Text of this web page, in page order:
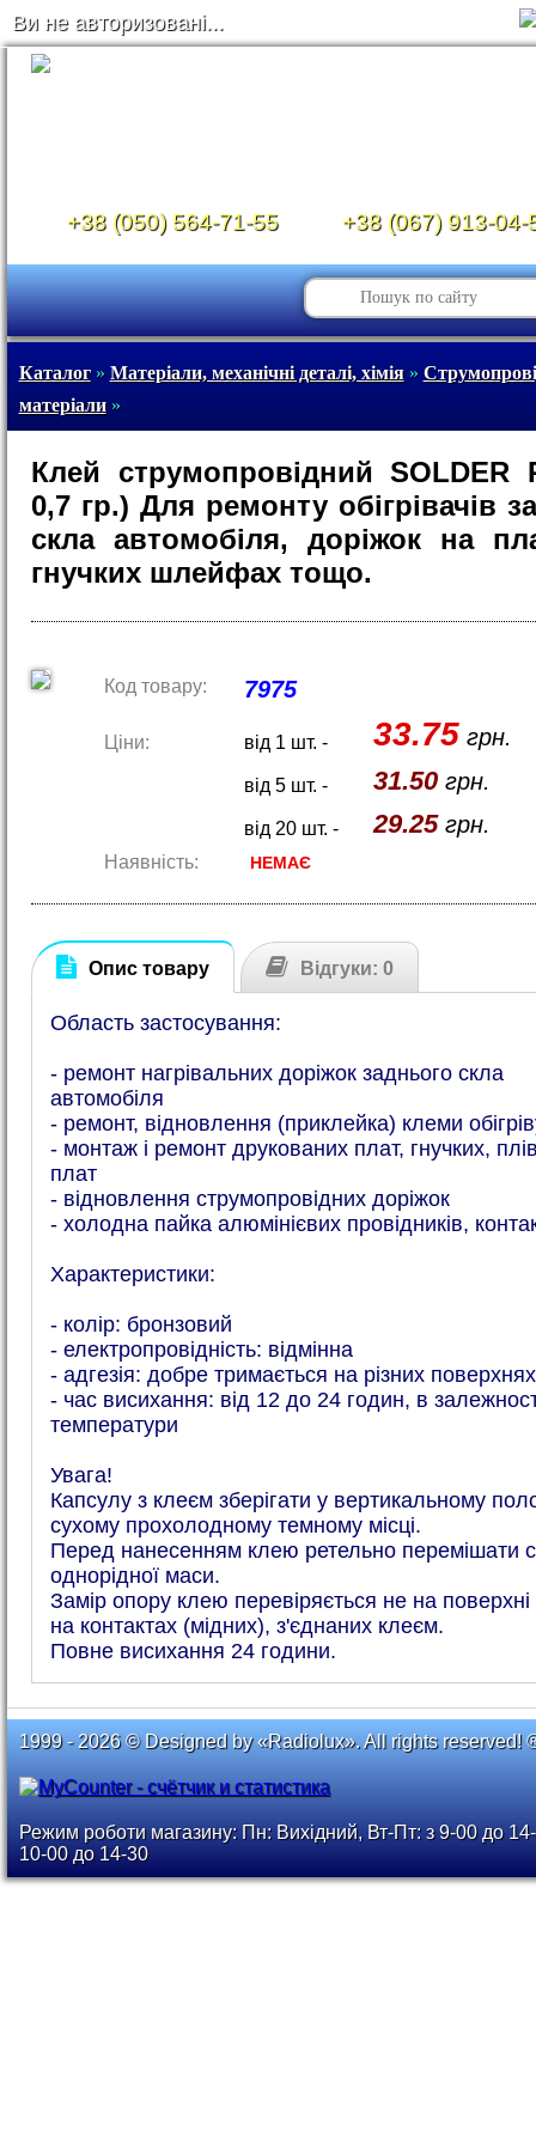
Ви не авторизовані...
+38 (050) 564-71-55 +38 (067) 913-04-
Каталог» Матеріали, механічні деталі, хімія»
матеріали»
Клей струмопровідний SOLDER
0,7 гр.) Для ремонту обігрівачів
скла автомобіля, доріжок на
гнучких шлейфах тощо.
Код товару: 7975
Ціни: від 1 шт. - 33.75 грн.
від 5 шт. - 31.50грн.
від 20 шт. - 29.25грн.
Наявність: НЕМАЄ
Опис товару Відгуки: 0
Область застосування:
- ремонт нагрівальних доріжок заднього скла
автомобіля
- ремонт, відновлення (приклейка) клеми
- монтаж і ремонт друкованих плат, гнучких,
плат
- відновлення струмопровідних доріжок
- холодна пайка алюмінієвих провідників,
Характеристики:
- колір: бронзовий
- електропровідність: відмінна
- адгезія: добре тримається на різних поверхнях
- час висихання: від 12 до 24 годин, в
температури
Увага!
Капсулу з клеєм зберігати у вертикальному
сухому прохолодному темному місці.
Перед нанесенням клею ретельно перемішати
однорідної маси.
Замір опору клею перевіряється не на
на контактах (мідних), з'єднаних клеєм.
Повне висихання 24 години.
1999 - 2026 © Designed by «Radiolux». All rights reserved!
Режим роботи магазину: Пн: Вихідний, Вт-Пт: з 9-00 до
10-00 до 14-30